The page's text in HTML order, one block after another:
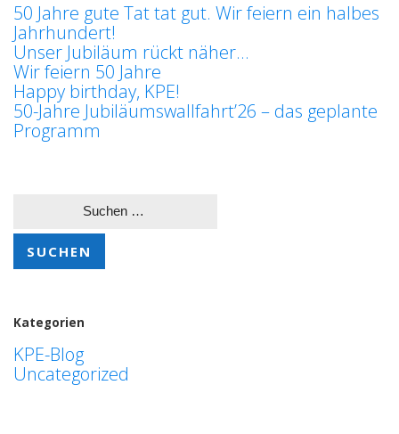
50 Jahre gute Tat tat gut. Wir feiern ein halbes
Jahrhundert!
Unser Jubiläum rückt näher…
Wir feiern 50 Jahre
Happy birthday, KPE!
50-Jahre Jubiläumswallfahrt’26 – das geplante
Programm
Kategorien
KPE-Blog
Uncategorized